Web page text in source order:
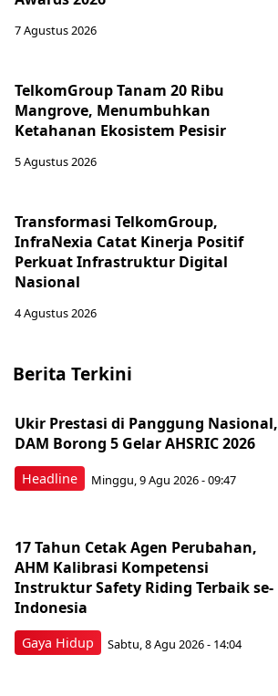
7 Agustus 2026
TelkomGroup Tanam 20 Ribu
Mangrove, Menumbuhkan
Ketahanan Ekosistem Pesisir
5 Agustus 2026
Transformasi TelkomGroup,
InfraNexia Catat Kinerja Positif
Perkuat Infrastruktur Digital
Nasional
4 Agustus 2026
Berita Terkini
Headline
Ukir Prestasi di Panggung Nasional,
DAM Borong 5 Gelar AHSRIC 2026
Minggu, 9 Agu 2026 - 09:47
Gaya Hidup
17 Tahun Cetak Agen Perubahan,
AHM Kalibrasi Kompetensi
Instruktur Safety Riding Terbaik se-
Indonesia
Sabtu, 8 Agu 2026 - 14:04